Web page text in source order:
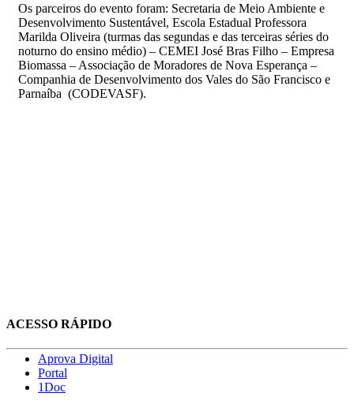
Os parceiros do evento foram: Secretaria de Meio Ambiente e
Desenvolvimento Sustentável, Escola Estadual Professora
Marilda Oliveira (turmas das segundas e das terceiras séries do
noturno do ensino médio) – CEMEI José Bras Filho – Empresa
Biomassa – Associação de Moradores de Nova Esperança –
Companhia de Desenvolvimento dos Vales do São Francisco e
Parnaíba (CODEVASF).
ACESSO RÁPIDO
Aprova Digital
Portal
1Doc